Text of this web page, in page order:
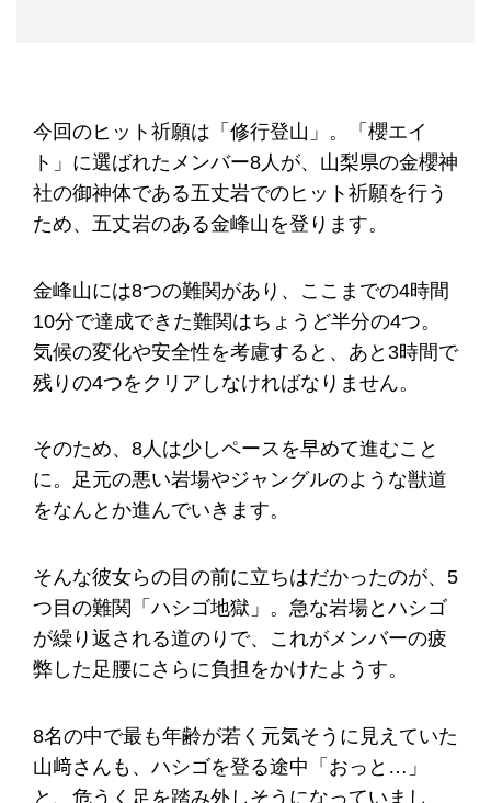
今回のヒット祈願は「修行登山」。「櫻エイ
ト」に選ばれたメンバー8人が、山梨県の金櫻神
社の御神体である五丈岩でのヒット祈願を行う
ため、五丈岩のある金峰山を登ります。
金峰山には8つの難関があり、ここまでの4時間
10分で達成できた難関はちょうど半分の4つ。
気候の変化や安全性を考慮すると、あと3時間で
残りの4つをクリアしなければなりません。
そのため、8人は少しペースを早めて進むこと
に。足元の悪い岩場やジャングルのような獣道
をなんとか進んでいきます。
そんな彼女らの目の前に立ちはだかったのが、5
つ目の難関「ハシゴ地獄」。急な岩場とハシゴ
が繰り返される道のりで、これがメンバーの疲
弊した足腰にさらに負担をかけたようす。
8名の中で最も年齢が若く元気そうに見えていた
山﨑さんも、ハシゴを登る途中「おっと…」
と、危うく足を踏み外しそうになっていまし